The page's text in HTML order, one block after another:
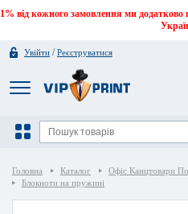
1% від кожного замовлення ми додатково
Увійти /Реєструватися
Головна Каталог Офіс Канцтовари
Блокноти на пружині